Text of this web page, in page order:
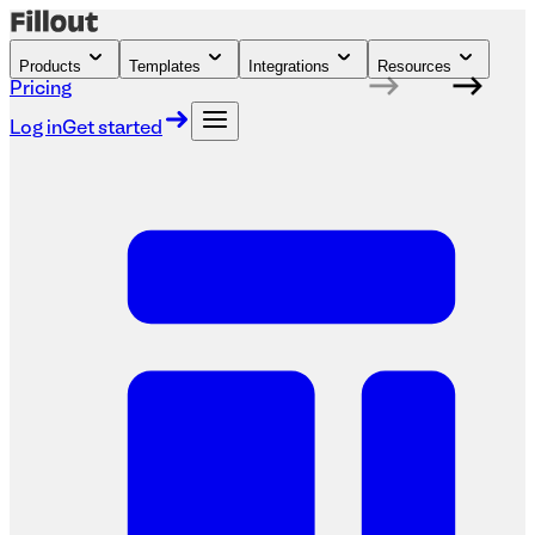
Products Templates Integrations Resources
Pricing
Log inGet started